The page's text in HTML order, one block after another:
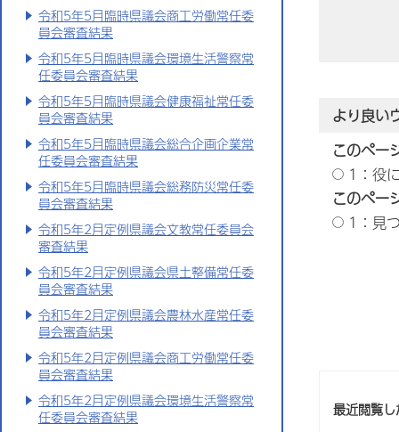
令和5年5月臨時県議会商工労働常任委
員会審査結果
令和5年5月臨時県議会環境生活警察常
任委員会審査結果
令和5年5月臨時県議会健康福祉常任委
員会審査結果
令和5年5月臨時県議会総合企画企業常
任委員会審査結果
令和5年5月臨時県議会総務防災常任委
員会審査結果
令和5年2月定例県議会文教常任委員会
審査結果
令和5年2月定例県議会県土整備常任委
員会審査結果
令和5年2月定例県議会農林水産常任委
員会審査結果
令和5年2月定例県議会商工労働常任委
員会審査結果
令和5年2月定例県議会環境生活警察常
任委員会審査結果
より良い
このペー
1：役
このペー
1：見
最近閲覧